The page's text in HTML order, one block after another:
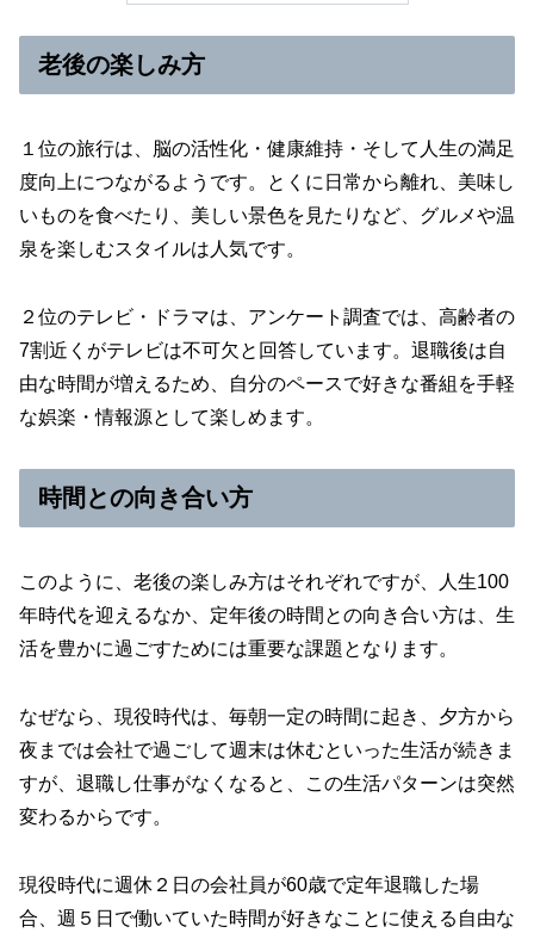
老後の楽しみ方
１位の旅行は、脳の活性化・健康維持・そして人生の満足
度向上につながるようです。とくに日常から離れ、美味し
いものを食べたり、美しい景色を見たりなど、グルメや温
泉を楽しむスタイルは人気です。
２位のテレビ・ドラマは、アンケート調査では、高齢者の
7割近くがテレビは不可欠と回答しています。退職後は自
由な時間が増えるため、自分のペースで好きな番組を手軽
な娯楽・情報源として楽しめます。
時間との向き合い方
このように、老後の楽しみ方はそれぞれですが、人生100
年時代を迎えるなか、定年後の時間との向き合い方は、生
活を豊かに過ごすためには重要な課題となります。
なぜなら、現役時代は、毎朝一定の時間に起き、夕方から
夜までは会社で過ごして週末は休むといった生活が続きま
すが、退職し仕事がなくなると、この生活パターンは突然
変わるからです。
現役時代に週休２日の会社員が60歳で定年退職した場
合、週５日で働いていた時間が好きなことに使える自由な